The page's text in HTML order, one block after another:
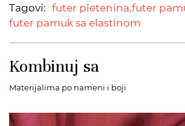
Tagovi: futer pletenina,futer
futer pamuk sa elastinom
Kombinuj sa
Materijalima po nameni i boji